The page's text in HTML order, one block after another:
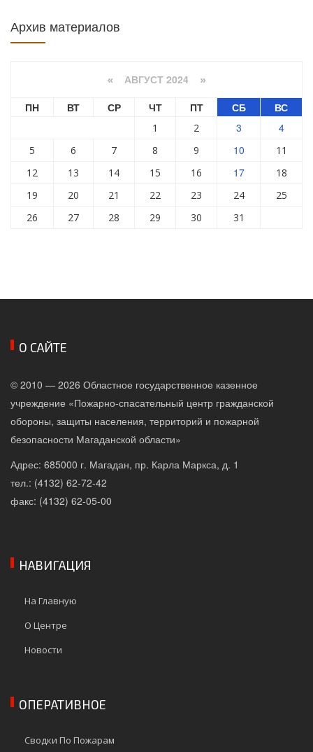
Архив материалов
« АВГУСТ 2024 »
ПН ВТ СР ЧТ ПТ СБ ВС
1 2 3 4
5 6 7 8 9 10
11
12
13 14 15 16 17
18
19
20 21 22 23 24
25
26
27 28 29 30 31
О САЙТЕ
© 2010 — 2026 Областное государственное казенное
учреждение «Пожарно-спасательный центр гражданской
обороны, защиты населения, территорий и пожарной
безопасности Магаданской области»
Адрес: 685000 г. Магадан, пр. Карла Маркса, д. 1
тел.: (4132) 62-72-42
факс: (4132) 62-05-00
НАВИГАЦИЯ
На Главную
О Центре
Новости
ОПЕРАТИВНОЕ
Сводки По Пожарам